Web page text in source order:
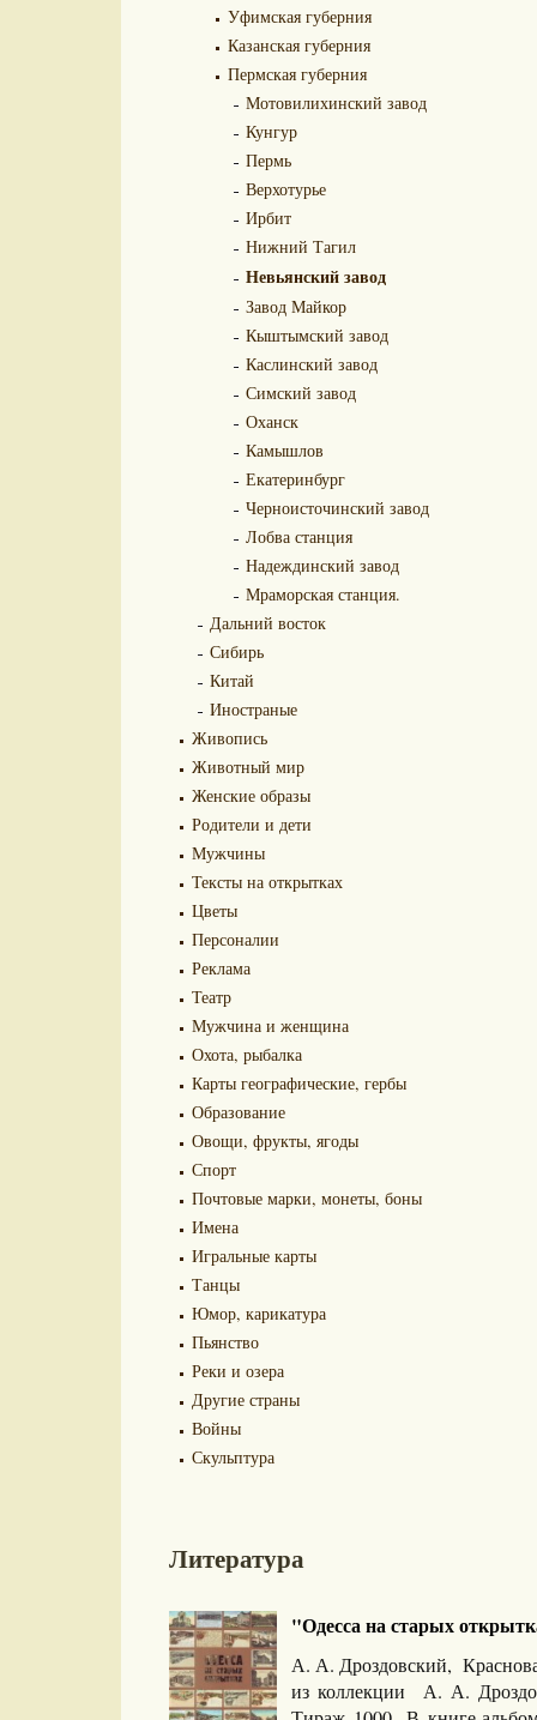
Уфимская губерния
Казанская губерния
Пермская губерния
Мотовилихинский завод
Кунгур
Пермь
Верхотурье
Ирбит
Нижний Тагил
Невьянский завод
Завод Майкор
Кыштымский завод
Каслинский завод
Симский завод
Оханск
Камышлов
Екатеринбург
Черноисточинский завод
Лобва станция
Надеждинский завод
Мраморская станция.
Дальний восток
Сибирь
Китай
Иностраные
Живопись
Животный мир
Женские образы
Родители и дети
Мужчины
Тексты на открытках
Цветы
Персоналии
Реклама
Театр
Мужчина и женщина
Охота, рыбалка
Карты географические, гербы
Образование
Овощи, фрукты, ягоды
Спорт
Почтовые марки, монеты, боны
Имена
Игральные карты
Танцы
Юмор, карикатура
Пьянство
Реки и озера
Другие страны
Войны
Скульптура
Литература
"Одесса на старых
А. А. Дроздовский,
из коллекции А. А.